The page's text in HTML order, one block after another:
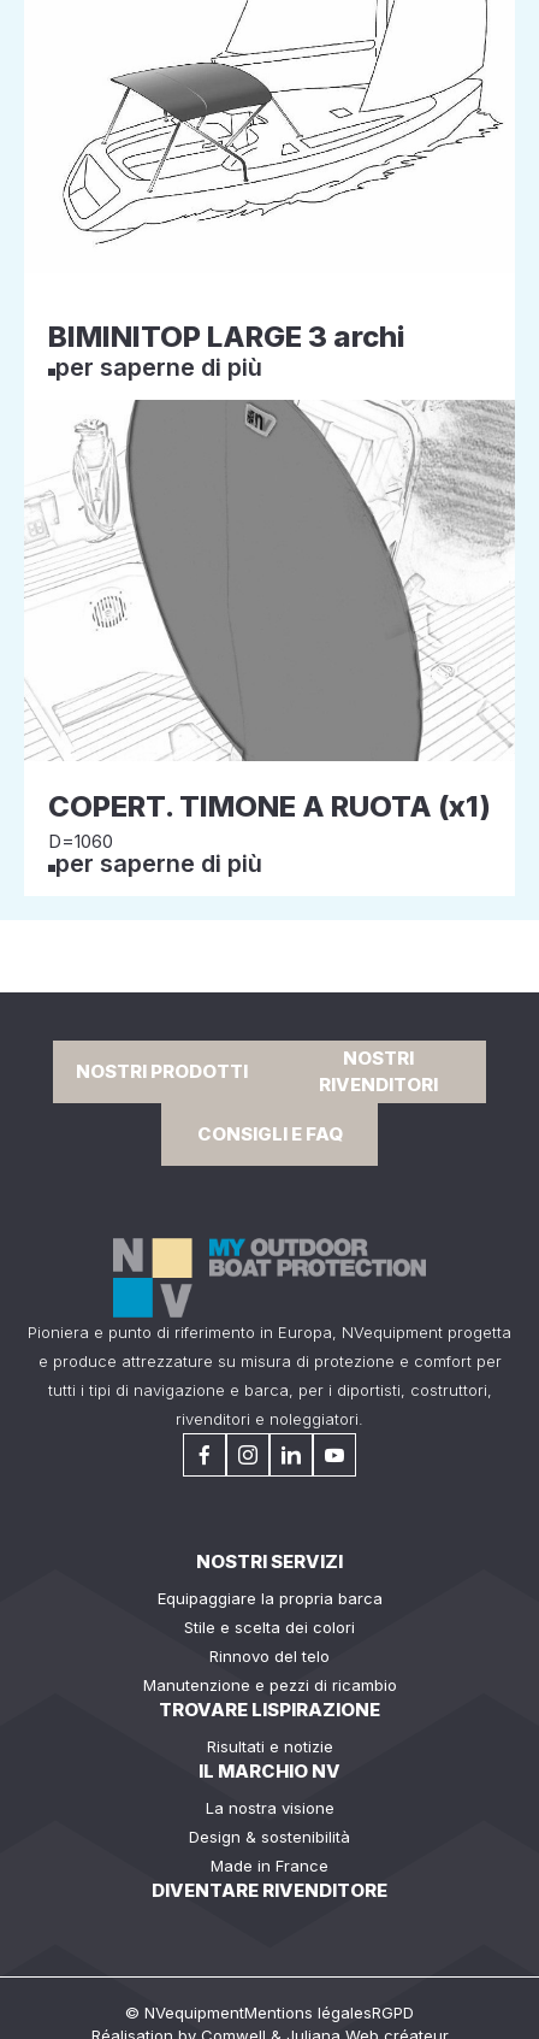
BIMINITOP LARGE 3 archi
per saperne di più
COPERT. TIMONE A RUOTA (x1)
D=1060
per saperne di più
NOSTRI PRODOTTI
NOSTRI
RIVENDITORI
CONSIGLI E FAQ
Pioniera e punto di riferimento in Europa, NVequipment progetta
e produce attrezzature su misura di protezione e comfort per
tutti i tipi di navigazione e barca, per i diportisti, costruttori,
rivenditori e noleggiatori.
NOSTRI SERVIZI
Equipaggiare la propria barca
Stile e scelta dei colori
Rinnovo del telo
Manutenzione e pezzi di ricambio
TROVARE LISPIRAZIONE
Risultati e notizie
IL MARCHIO NV
La nostra visione
Design & sostenibilità
Made in France
DIVENTARE RIVENDITORE
© NVequipmentMentions légalesRGPD